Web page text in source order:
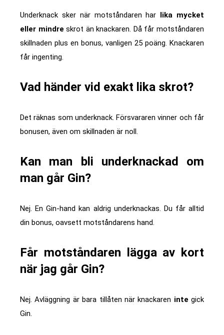
Underknack sker när motståndaren har
lika mycket
eller mindre skrot än knackaren. Då får motståndaren
skillnaden plus en bonus, vanligen 25 poäng. Knackaren
får ingenting.
Vad händer vid exakt lika skrot?
Det räknas som underknack. Försvararen vinner och får
bonusen, även om skillnaden är noll.
Kan man bli underknackad om
man går Gin?
Nej. En Gin-hand kan aldrig underknackas. Du får alltid
din bonus, oavsett motståndarens hand.
Får motståndaren lägga av kort
när jag går Gin?
Nej. Avläggning är bara tillåten när knackaren inte gick
Gin.